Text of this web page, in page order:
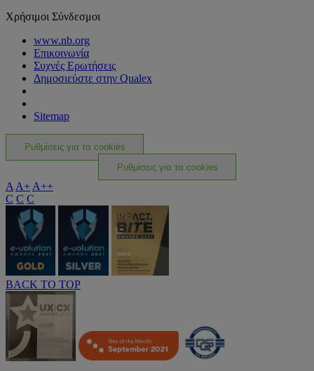
Χρήσιμοι Σύνδεσμοι
www.nb.org
Επικοινωνία
Συχνές Ερωτήσεις
Δημοσιεύστε στην Qualex
Sitemap
Ρυθμίσεις για τα cookies
Ρυθμίσεις για τα cookies
A A+ A++
C C C
BACK TO TOP